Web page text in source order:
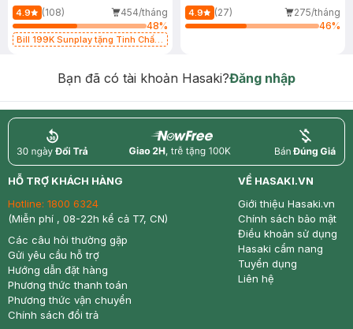
4.9 (108)
454/tháng
48%
Bill 199K Sunplay tặng Tinh Chất
4.9 (27)
275/tháng
46%
Bạn đã có tài khoản Hasaki?Đăng nhập
return nowfree price
HỖ TRỢ KHÁCH HÀNG
Hotline: 1800 6324
(Miễn phí , 08-22h kể cả T7, CN)
Các câu hỏi thường gặp
Gửi yêu cầu hỗ trợ
Hướng dẫn đặt hàng
Phương thức thanh toán
Phương thức vận chuyển
Chính sách đổi trả
VỀ HASAKI.VN
Giới thiệu Hasaki.vn
Chính sách bảo mật
Điều khoản sử dụng
Hasaki cẩm nang
Tuyển dụng
Liên hệ